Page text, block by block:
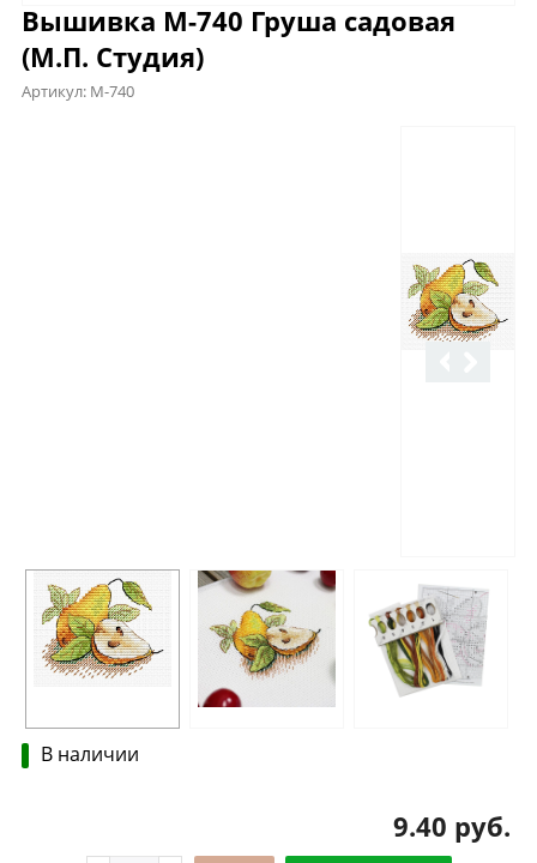
Вышивка М-740 Груша садовая
(М.П. Студия)
Артикул: М-740
В наличии
9.40 руб.